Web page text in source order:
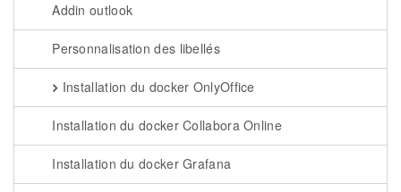
Addin outlook
Personnalisation des libellés
Installation du docker OnlyOffice
Installation du docker Collabora Online
Installation du docker Grafana